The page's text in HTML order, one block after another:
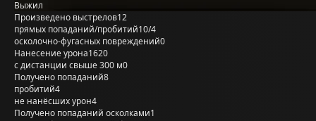
Выжил
Произведено выстрелов12
прямых попаданий/пробитий10/4
осколочно-фугасных повреждений0
Нанесение урона1620
с дистанции свыше 300 м0
Получено попаданий8
пробитий4
не нанёсших урон4
Получено попаданий осколками1